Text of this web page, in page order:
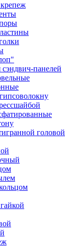
панелей
головой